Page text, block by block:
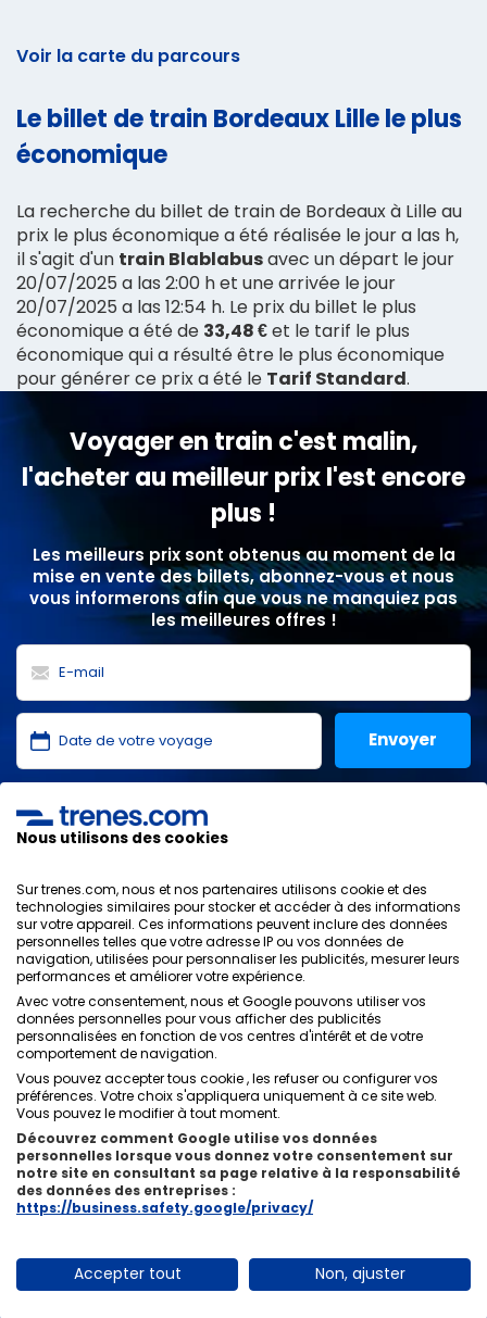
Voir la carte du parcours
Le billet de train Bordeaux Lille le plus
économique
La recherche du billet de train de Bordeaux à Lille au
prix le plus économique a été réalisée le jour a las h,
il s'agit d'un train Blablabusavec un départ le jour
20/07/2025 a las 2:00 h et une arrivée le jour
20/07/2025 a las 12:54 h. Le prix du billet le plus
économique a été de 33,48 €et le tarif le plus
économique qui a résulté être le plus économique
pour générer ce prix a été le Tarif Standard.
Voyager en train c'est malin,
l'acheter au meilleur prix l'est encore
plus !
Les meilleurs prix sont obtenus au moment de la
mise en vente des billets, abonnez-vous et nous
vous informerons afin que vous ne manquiez pas
les meilleures offres !
J'ai lu et j'accepte les
protection des données,
Politique de confidentialité
Conditions générales
Politique des Cookies
Politique de sécurité
Avis légal
Qui sommes-nous ixigo
Copyright © Trenes.com. Tous droits réservés.
Nous utilisons des cookies
Sur trenes.com, nous et nos partenaires utilisons cookie et des
technologies similaires pour stocker et accéder à des informations
sur votre appareil. Ces informations peuvent inclure des données
personnelles telles que votre adresse IP ou vos données de
navigation, utilisées pour personnaliser les publicités, mesurer leurs
performances et améliorer votre expérience.
Avec votre consentement, nous et Google pouvons utiliser vos
données personnelles pour vous afficher des publicités
personnalisées en fonction de vos centres d'intérêt et de votre
comportement de navigation.
Vous pouvez accepter tous cookie , les refuser ou configurer vos
préférences. Votre choix s'appliquera uniquement à ce site web.
Vous pouvez le modifier à tout moment.
Découvrez comment Google utilise vos données
personnelles lorsque vous donnez votre consentement sur
notre site en consultant sa page relative à la responsabilité
des données des entreprises :
https://business.safety.google/privacy/
Accepter tout Non, ajuster